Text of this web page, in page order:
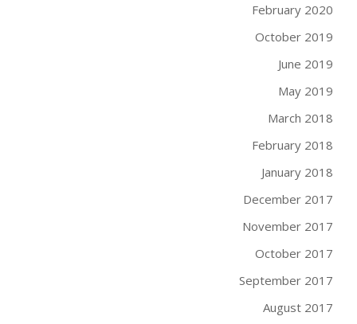
February 2020
October 2019
June 2019
May 2019
March 2018
February 2018
January 2018
December 2017
November 2017
October 2017
September 2017
August 2017